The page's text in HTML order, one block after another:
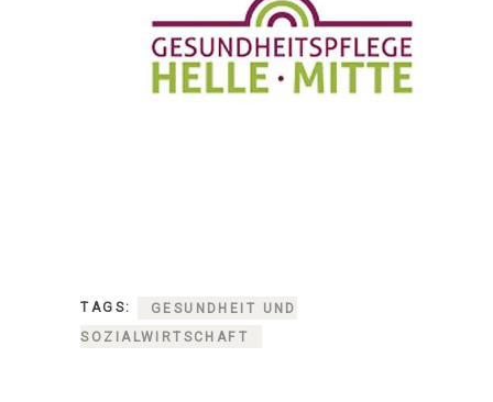
TAGS:
GESUNDHEIT UND
SOZIALWIRTSCHAFT